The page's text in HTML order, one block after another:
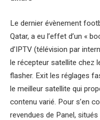
Le dernier évènement
Qatar, a eu l’effet d’un «
d’IPTV (télévision par
le récepteur satellite chez
flasher. Exit les réglages
le meilleur satellite qui
contenu varié. Pour s’en
revendues de Panel,